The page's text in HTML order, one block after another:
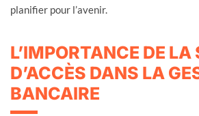
planifier pour l’avenir.
L’IMPORTANCE DE
D’ACCÈS DANS LA
BANCAIRE